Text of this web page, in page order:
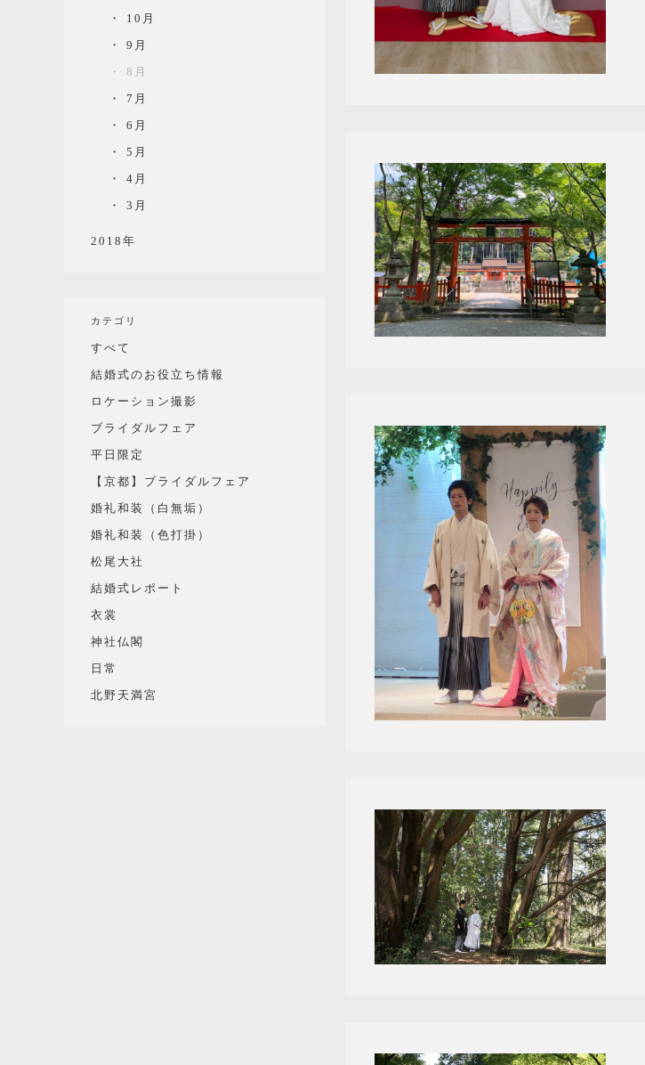
10月
9月
8月
7月
6月
5月
4月
3月
2018年
カテゴリ
すべて
結婚式のお役立ち情報
ロケーション撮影
ブライダルフェア
平日限定
【京都】ブライダルフェア
婚礼和装（白無垢）
婚礼和装（色打掛）
松尾大社
結婚式レポート
衣裳
神社仏閣
日常
北野天満宮